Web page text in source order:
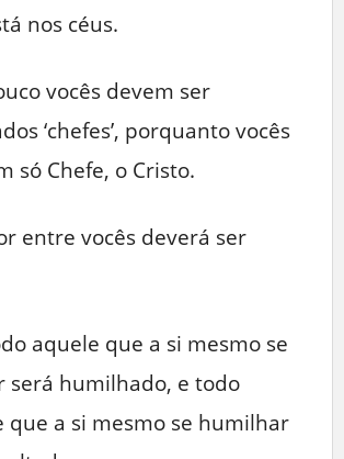
nos céus.
vocês devem ser
‘chefes’, porquanto vocês
só Chefe, o Cristo.
entre vocês deverá ser
aquele que a si mesmo se
será humilhado, e todo
que a si mesmo se humilhar